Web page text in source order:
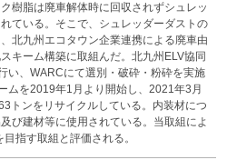
樹脂は廃車解体時に回収されずシュレッ
ている。そこで、シュレッダーダストの
北九州エコタウン企業連携による廃車由
キーム構築に取組んだ。北九州ELV協同
い、WARCにて選別・破砕・粉砕を実施
ムを2019年1月より開始し、2021年3月
トンをリサイクルしている。内装材につ
び建材等に使用されている。当取組によ
指す取組と評価される。